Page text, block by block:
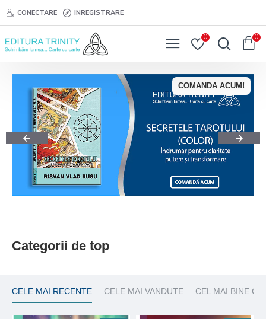
CONECTARE INREGISTRARE
0 0
COMANDA ACUM!
Categorii de top
CELE MAI RECENTE CELE MAI VANDUTE CEL MAI BINE